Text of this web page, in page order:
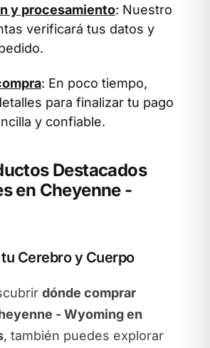
y procesamiento: Nuestro
verificará tus datos y
: En poco tiempo,
para finalizar tu pago
y confiable.
Destacados
en Cheyenne -
Cerebro y Cuerpo
dónde comprar
- Wyoming en
, también puedes explorar